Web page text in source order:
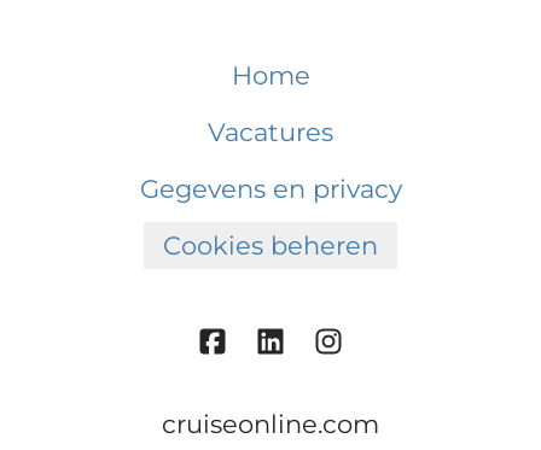
Home
Vacatures
Gegevens en privacy
Cookies beheren
cruiseonline.com